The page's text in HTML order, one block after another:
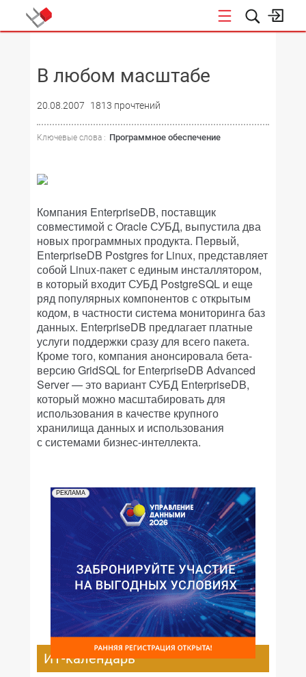
В любом масштабе
20.08.2007 1813 прочтений
Ключевые слова : Программное обеспечение
Компания EnterpriseDB, поставщик
совместимой с Oracle СУБД, выпустила два
новых программных продукта. Первый,
EnterpriseDB Postgres for Linux, представляет
собой Linux-пакет с единым инсталлятором,
в который входит СУБД PostgreSQL и еще
ряд популярных компонентов с открытым
кодом, в частности система мониторинга баз
данных. EnterpriseDB предлагает платные
услуги поддержки сразу для всего пакета.
Кроме того, компания анонсировала бета-
версию GridSQL for EnterpriseDB Advanced
Server — это вариант СУБД EnterpriseDB,
который можно масштабировать для
использования в качестве крупного
хранилища данных и использования
с системами бизнес-интеллекта.
РЕКЛАМА
ИТ-календарь